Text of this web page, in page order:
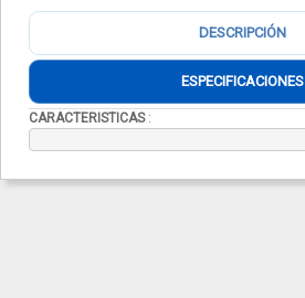
DESCRIPCIÓN
ESPECIFICACIONES
CARACTERISTICAS: